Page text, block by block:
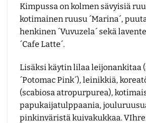
Kimpussa on kolmen sävyisiä
kotimainen ruusu ´Marina´,
henkinen ´Vuvuzela´ sekä
´Cafe Latte´.
Lisäksi käytin lilaa leijonankitaa
´Potomac Pink´), leinikkiä,
(scabiosa atropurpurea),
papukaijatulppaania,
pinkinväristä kuivakukkaa.